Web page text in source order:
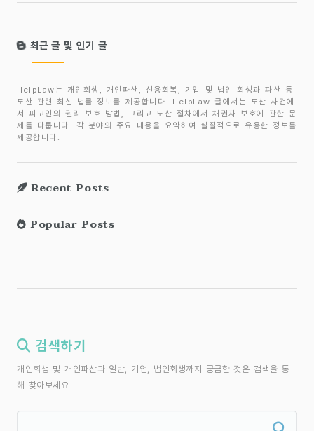
최근 글 및 인기 글
HelpLaw는 개인회생, 개인파산, 신용회복, 기업 및 법인 회생과 파산 등
도산 관련 최신 법률 정보를 제공합니다. HelpLaw 글에서는 도산 사건에
서 피고인의 권리 보호 방법, 그리고 도산 절차에서 채권자 보호에 관한 문
제를 다룹니다. 각 분야의 주요 내용을 요약하여 실질적으로 유용한 정보를
제공합니다.
Recent Posts
Popular Posts
검색하기
개인회생 및 개인파산과 일반, 기업, 법인회생까지 궁금한 것은 검색을 통
해 찾아보세요.